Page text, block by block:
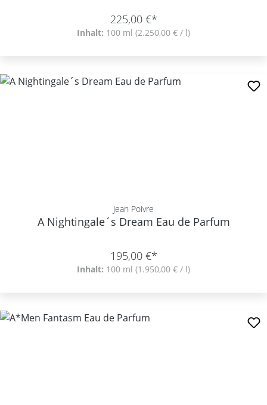
225,00 €*
Inhalt: 100 ml (2.250,00 € / l)
Jean Poivre
A Nightingale´s Dream Eau de Parfum
195,00 €*
Inhalt: 100 ml (1.950,00 € / l)